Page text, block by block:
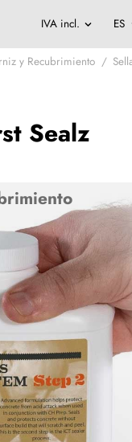
y Recubrimiento
Sealz